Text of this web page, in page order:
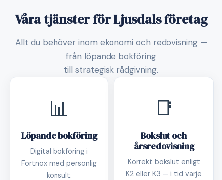
Våra tjänster för Ljusdals företag
Allt du behöver inom ekonomi och redovisning —
från löpande bokföring
till strategisk rådgivning.
📊
Löpande bokföring
Digital bokföring i
Fortnox med personlig
konsult.
📑
Bokslut och
årsredovisning
Korrekt bokslut enligt
K2 eller K3 — i tid varje